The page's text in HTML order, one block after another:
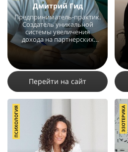
Дмитрий Гид
Предприниматель-практик.
Создатель уникальной
системы увеличения
дохода на партнерских
программах.
Перейти на сайт
ПСИХОЛОГИЯ ЭЗОТЕРИКА